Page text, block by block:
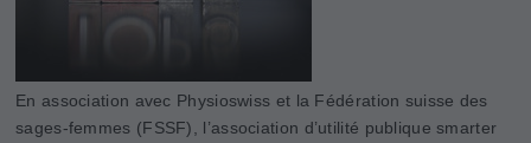
En association avec Physioswiss et la Fédération suisse des
sages-femmes (FSSF), l’association d’utilité publique smarter